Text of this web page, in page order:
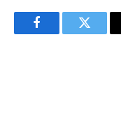
FacebookTwitter